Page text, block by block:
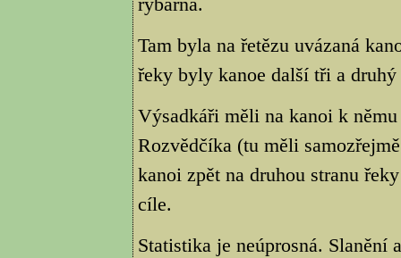
Tam byla na řetězu uvázaná
řeky byly kanoe další tři a
Výsadkáři měli na kanoi k
Rozvědčíka (tu měli
kanoi zpět na druhou stranu
cíle.
Statistika je neúprosná. Slanění